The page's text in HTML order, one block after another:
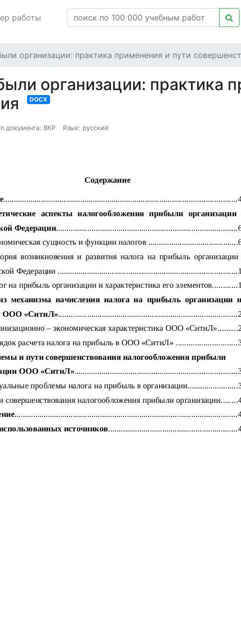
работы
организации: практика применения и пути
организации: практика
DOCX
документа: ВКР Язык: русский